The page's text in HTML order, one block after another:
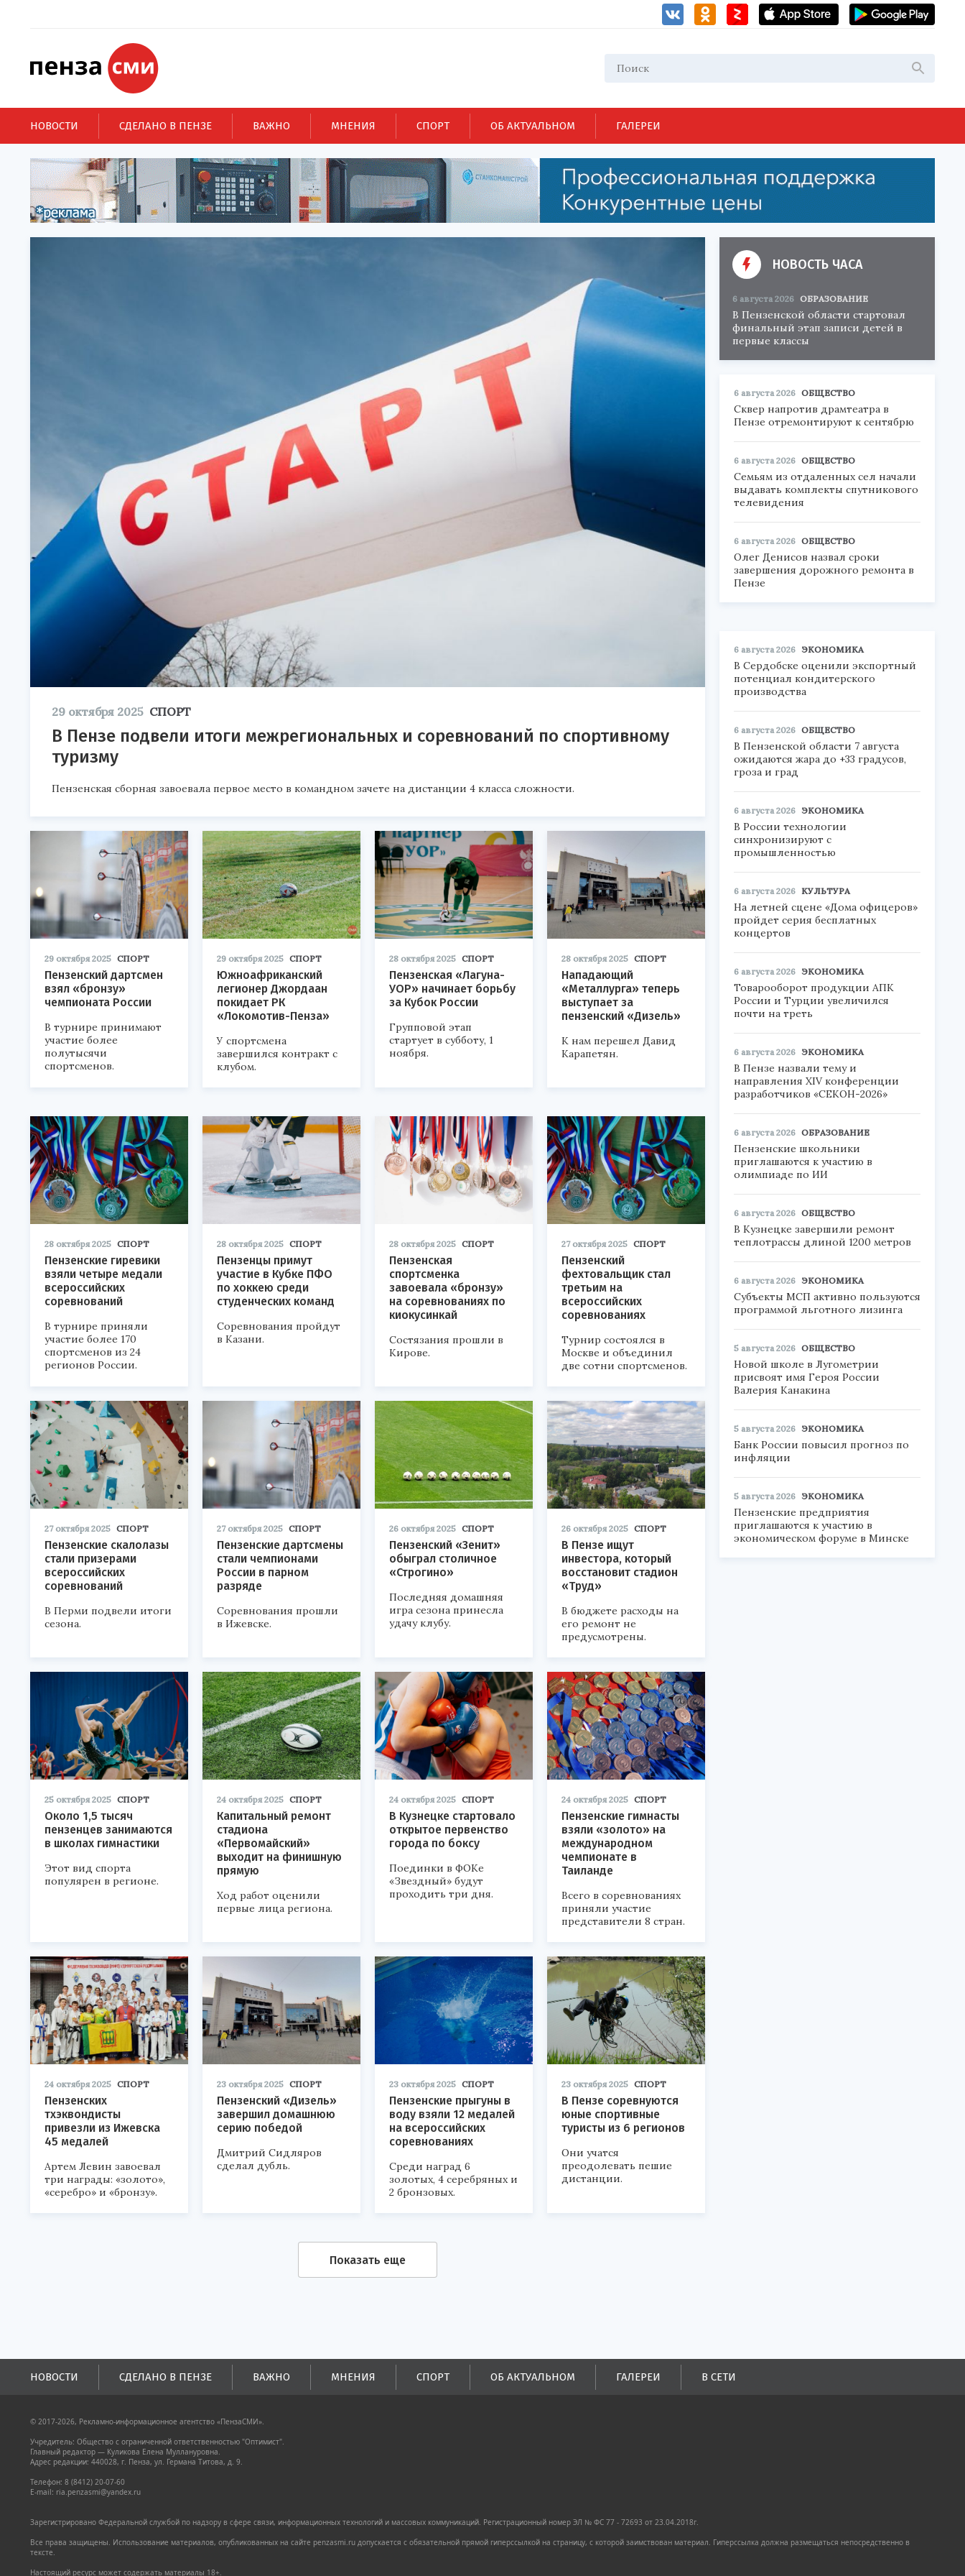
НОВОСТИ СДЕЛАНО В ПЕНЗЕ ВАЖНО МНЕНИЯ СПОРТ ОБ АКТУАЛЬНОМ ГАЛЕРЕИ
29 октября 2025 СПОРТ
В Пензе подвели итоги межрегиональных и соревнований по спортивному
туризму
Пензенская сборная завоевала первое место в командном зачете на дистанции 4 класса сложности.
29 октября 2025 СПОРТ
Пензенский дартсмен
взял «бронзу»
чемпионата России
В турнире принимают
участие более
полутысячи
спортсменов.
29 октября 2025 СПОРТ
Южноафриканский
легионер Джордаан
покидает РК
«Локомотив-Пенза»
У спортсмена
завершился контракт с
клубом.
28 октября 2025 СПОРТ
Пензенская «Лагуна-
УОР» начинает борьбу
за Кубок России
Групповой этап
стартует в субботу, 1
ноября.
28 октября 2025 СПОРТ
Нападающий
«Металлурга» теперь
выступает за
пензенский «Дизель»
К нам перешел Давид
Карапетян.
28 октября 2025 СПОРТ
Пензенские гиревики
взяли четыре медали
всероссийских
соревнований
В турнире приняли
участие более 170
спортсменов из 24
регионов России.
28 октября 2025 СПОРТ
Пензенцы примут
участие в Кубке ПФО
по хоккею среди
студенческих команд
Соревнования пройдут
в Казани.
28 октября 2025 СПОРТ
Пензенская
спортсменка
завоевала «бронзу»
на соревнованиях по
киокусинкай
Состязания прошли в
Кирове.
27 октября 2025 СПОРТ
Пензенский
фехтовальщик стал
третьим на
всероссийских
соревнованиях
Турнир состоялся в
Москве и объединил
две сотни спортсменов.
27 октября 2025 СПОРТ
Пензенские скалолазы
стали призерами
всероссийских
соревнований
В Перми подвели итоги
сезона.
27 октября 2025 СПОРТ
Пензенские дартсмены
стали чемпионами
России в парном
разряде
Соревнования прошли
в Ижевске.
26 октября 2025 СПОРТ
Пензенский «Зенит»
обыграл столичное
«Строгино»
Последняя домашняя
игра сезона принесла
удачу клубу.
26 октября 2025 СПОРТ
В Пензе ищут
инвестора, который
восстановит стадион
«Труд»
В бюджете расходы на
его ремонт не
предусмотрены.
25 октября 2025 СПОРТ
Около 1,5 тысяч
пензенцев занимаются
в школах гимнастики
Этот вид спорта
популярен в регионе.
24 октября 2025 СПОРТ
Капитальный ремонт
стадиона
«Первомайский»
выходит на финишную
прямую
Ход работ оценили
первые лица региона.
24 октября 2025 СПОРТ
В Кузнецке стартовало
открытое первенство
города по боксу
Поединки в ФОКе
«Звездный» будут
проходить три дня.
24 октября 2025 СПОРТ
Пензенские гимнасты
взяли «золото» на
международном
чемпионате в
Таиланде
Всего в соревнованиях
приняли участие
представители 8 стран.
24 октября 2025 СПОРТ
Пензенских
тхэквондисты
привезли из Ижевска
45 медалей
Артем Левин завоевал
три награды: «золото»,
«серебро» и «бронзу».
23 октября 2025 СПОРТ
Пензенский «Дизель»
завершил домашнюю
серию победой
Дмитрий Сидляров
сделал дубль.
23 октября 2025 СПОРТ
Пензенские прыгуны в
воду взяли 12 медалей
на всероссийских
соревнованиях
Среди наград 6
золотых, 4 серебряных и
2 бронзовых.
23 октября 2025 СПОРТ
В Пензе соревнуются
юные спортивные
туристы из 6 регионов
Они учатся
преодолевать пешие
дистанции.
Показать еще
НОВОСТЬ ЧАСА
6 августа 2026 ОБРАЗОВАНИЕ
В Пензенской области стартовал
финальный этап записи детей в
первые классы
6 августа 2026 ОБЩЕСТВО
Сквер напротив драмтеатра в
Пензе отремонтируют к сентябрю
6 августа 2026 ОБЩЕСТВО
Семьям из отдаленных сел начали
выдавать комплекты спутникового
телевидения
6 августа 2026 ОБЩЕСТВО
Олег Денисов назвал сроки
завершения дорожного ремонта в
Пензе
6 августа 2026 ЭКОНОМИКА
В Сердобске оценили экспортный
потенциал кондитерского
производства
6 августа 2026 ОБЩЕСТВО
В Пензенской области 7 августа
ожидаются жара до +33 градусов,
гроза и град
6 августа 2026 ЭКОНОМИКА
В России технологии
синхронизируют с
промышленностью
6 августа 2026 КУЛЬТУРА
На летней сцене «Дома офицеров»
пройдет серия бесплатных
концертов
6 августа 2026 ЭКОНОМИКА
Товарооборот продукции АПК
России и Турции увеличился
почти на треть
6 августа 2026 ЭКОНОМИКА
В Пензе назвали тему и
направления XIV конференции
разработчиков «СЕКОН-2026»
6 августа 2026 ОБРАЗОВАНИЕ
Пензенские школьники
приглашаются к участию в
олимпиаде по ИИ
6 августа 2026 ОБЩЕСТВО
В Кузнецке завершили ремонт
теплотрассы длиной 1200 метров
6 августа 2026 ЭКОНОМИКА
Субъекты МСП активно пользуются
программой льготного лизинга
5 августа 2026 ОБЩЕСТВО
Новой школе в Лугометрии
присвоят имя Героя России
Валерия Канакина
5 августа 2026 ЭКОНОМИКА
Банк России повысил прогноз по
инфляции
5 августа 2026 ЭКОНОМИКА
Пензенские предприятия
приглашаются к участию в
экономическом форуме в Минске
НОВОСТИ СДЕЛАНО В ПЕНЗЕ ВАЖНО МНЕНИЯ СПОРТ ОБ АКТУАЛЬНОМ ГАЛЕРЕИ В СЕТИ
© 2017-2026, Рекламно-информационное агентство «ПензаСМИ».
Учредитель: Общество с ограниченной ответственностью "Оптимист".
Главный редактор — Куликова Елена Муллануровна.
Адрес редакции: 440028, г. Пенза, ул. Германа Титова, д. 9.
Телефон: 8 (8412) 20-07-60
E-mail: ria.penzasmi@yandex.ru
Зарегистрировано Федеральной службой по надзору в сфере связи, информационных технологий и массовых коммуникаций. Регистрационный номер ЭЛ № ФС 77 - 72693 от 23.04.2018г.
Все права защищены. Использование материалов, опубликованных на сайте penzasmi.ru допускается с обязательной прямой гиперссылкой на страницу, с которой заимствован материал. Гиперссылка должна размещаться непосредственно в
тексте.
Настоящий ресурс может содержать материалы 18+.